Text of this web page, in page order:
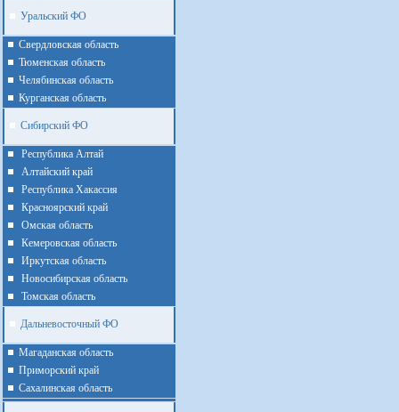
Уральский ФО
Cвердловская область
Тюменская область
Челябинская область
Курганская область
Сибирский ФО
Республика Алтай
Алтайcкий край
Республика Хакассия
Красноярский край
Омская область
Кемеровская область
Иркутская область
Новосибирская область
Томская область
Дальневосточный ФО
Магаданская область
Приморский край
Cахалинская область